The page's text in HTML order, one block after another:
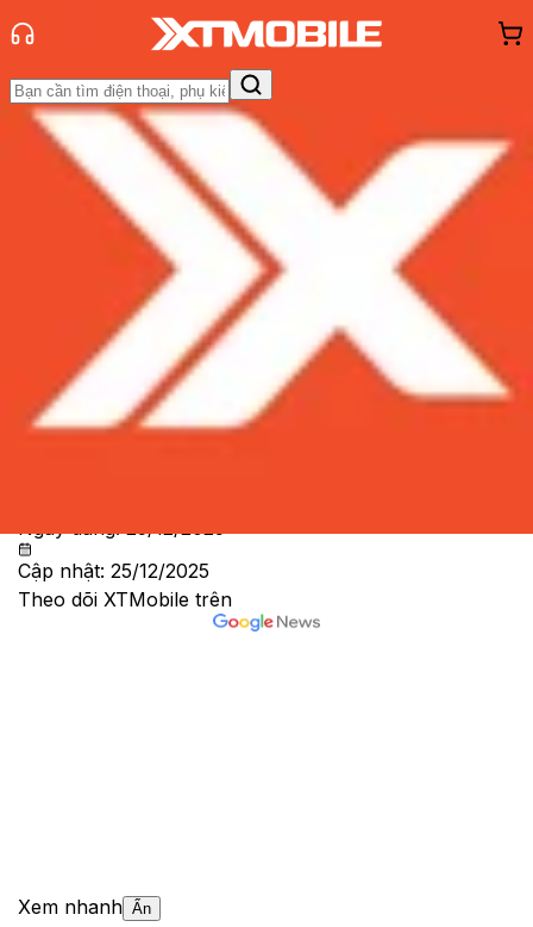
Trang chủ
Tin tức
Thủ thuật
Đánh Giá - Trên TaySo Sánh Tư vấnKhuyến
Hỏi đáp App - Game Thông báo
hàng - Sự kiện
TOP 4 cách chuyển ảnh từ iPhone
sang máy tính không thể nhanh
hơn!
Ngày đăng:25/12/2025
Cập nhật: 25/12/2025
Theo dõi XTMobile trên
Xem nhanh Ẩn